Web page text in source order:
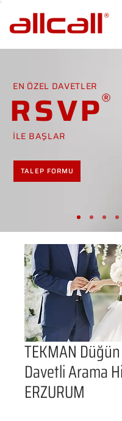
EN ÖZEL DAVETLER
RSVP
İLE BAŞLAR
TALEP FORMU
TEKMAN
Davetli Arama
ERZURUM